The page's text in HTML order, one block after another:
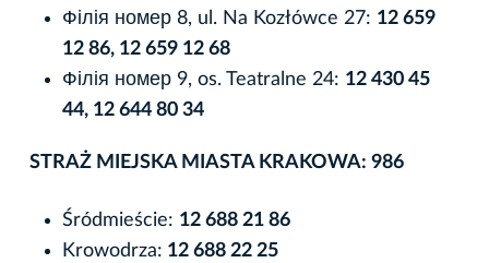
Філія номер 8, ul. Na Kozłówce 27: 12 659
12 86, 12 659 12 68
Філія номер 9, os. Teatralne 24: 12 430 45
44, 12 644 80 34
STRAŻ MIEJSKA MIASTA KRAKOWA: 986
Śródmieście: 12 688 21 86
Krowodrza: 12 688 22 25